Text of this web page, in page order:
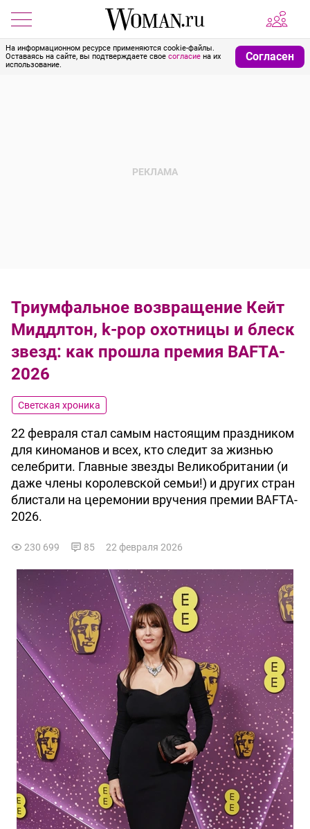
На информационном ресурсе применяются cookie-файлы.
Оставаясь на сайте, вы подтверждаете свое согласие на их
использование.
Согласен
Триумфальное возвращение Кейт
Миддлтон, k-pop охотницы и блеск
звезд: как прошла премия BAFTA-
2026
Светская хроника
22 февраля стал самым настоящим праздником
для киноманов и всех, кто следит за жизнью
селебрити. Главные звезды Великобритании (и
даже члены королевской семьи!) и других стран
блистали на церемонии вручения премии BAFTA-
2026.
230 699 85 22 февраля 2026